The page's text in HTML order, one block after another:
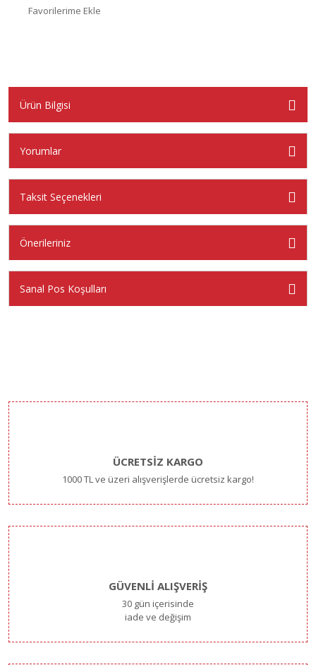
Ürün Bilgisi
Yorumlar
Taksit Seçenekleri
Önerileriniz
Sanal Pos Koşulları
ÜCRETSİZ KARGO
1000 TL ve üzeri alışverişlerde ücretsiz kargo!
GÜVENLİ ALIŞVERİŞ
30 gün içerisinde
iade ve değişim